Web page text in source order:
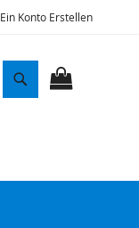
Ein Konto Erstellen
S
h